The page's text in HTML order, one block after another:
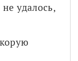
удалось,